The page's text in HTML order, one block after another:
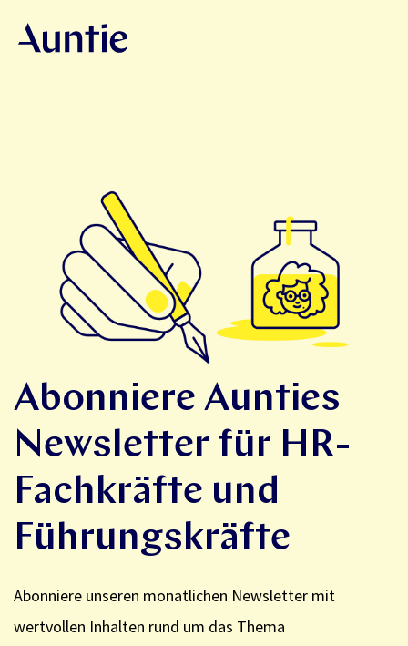
Abonniere Aunties
Newsletter für HR-
Fachkräfte und
Führungskräfte
Abonniere unseren monatlichen Newsletter mit
wertvollen Inhalten rund um das Thema